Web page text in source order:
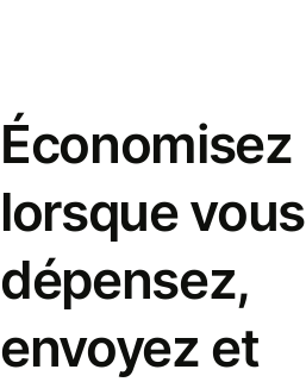
Économisez
lorsque vous
dépensez,
envoyez et